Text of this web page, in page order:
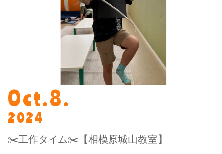
Oct.8.
2024
✂️工作タイム✂️【相模原城山教室】